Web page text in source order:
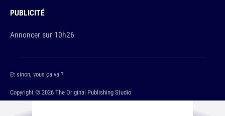
PUBLICITÉ
Annoncer sur 10h26
Copyright © 2026 The Original Publishing Studio
Et sinon, vous ça va ?